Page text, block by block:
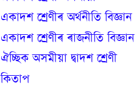
একাদশ শ্ৰেণীৰ অৰ্থনীতি বিজ্ঞান
একাদশ শ্ৰেণীৰ ৰাজনীতি বিজ্ঞান
ঐচ্ছিক অসমীয়া দ্বাদশ শ্ৰেণী
কিতাপ